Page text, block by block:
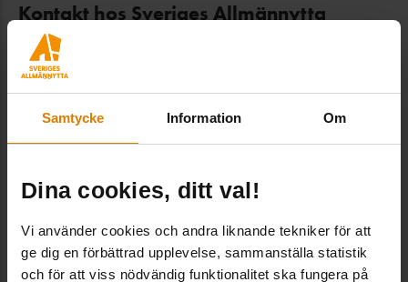
Samtycke Information Om
Dina cookies, ditt val!
Vi använder cookies och andra liknande tekniker för att
ge dig en förbättrad upplevelse, sammanställa statistik
och för att viss nödvändig funktionalitet ska fungera på
Kontakt hos Sveriges Allmännytta
Expert energi, Fastighet & Hållbarhet
energi­omställning och bedriver påverkans­arbete på
europeisk och nationell nivå. Arbetar med bl.a. Nils
Holgersson, Pris­dialogen och Sveby. Adjungerad
lektor på LTH.
bjorn.berggren@sverigesallmannytta.se